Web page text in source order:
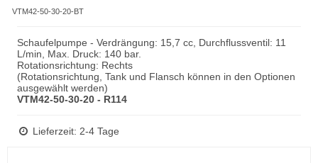
VTM42-50-30-20-BT
Schaufelpumpe - Verdrängung: 15,7 cc, Durchflussventil: 11
L/min, Max. Druck: 140 bar.
Rotationsrichtung: Rechts
(Rotationsrichtung, Tank und Flansch können in den Optionen
ausgewählt werden)
VTM42-50-30-20 - R114
Lieferzeit: 2-4 Tage